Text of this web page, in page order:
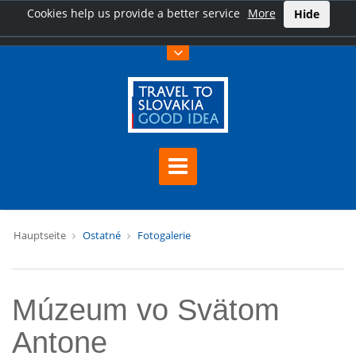
Cookies help us provide a better service More Hide
Hauptseite Ostatné Fotogalerie
Múzeum vo Svätom
Antone